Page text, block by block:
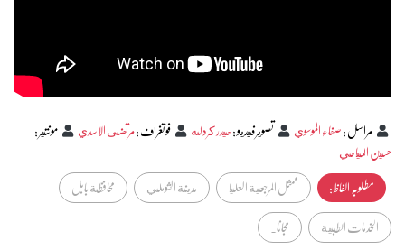
مراسل:صفاء الموسوي تصوير فيديو:حيدر كردله فوتغراف:مرتضى الاسدي مونتير:
حسين المياحي
مطلوبہ الفاظ :
ممثل المرجعية العليا مدينة الشوملي
محافظة بابل
الخدمات الطبية
مجانا.